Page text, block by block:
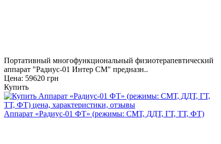
Портативный многофункциональный физиотерапевтический
аппарат "Радиус-01 Интер СМ" предназн..
Цена: 59620 грн
Купить
Аппарат «Радиус-01 ФТ» (режимы: СМТ, ДДТ, ГТ, ТТ, ФТ)